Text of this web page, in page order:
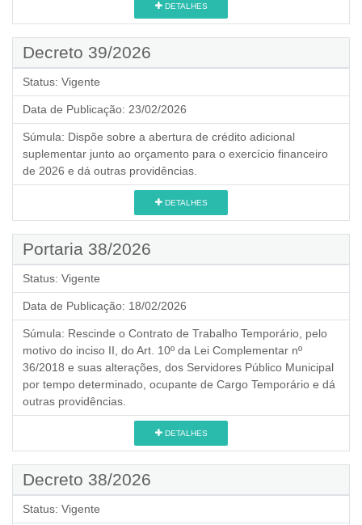
DETALHES
Decreto 39/2026
Status: Vigente
Data de Publicação: 23/02/2026
Súmula: Dispõe sobre a abertura de crédito adicional
suplementar junto ao orçamento para o exercício financeiro
de 2026 e dá outras providências.
DETALHES
Portaria 38/2026
Status: Vigente
Data de Publicação: 18/02/2026
Súmula: Rescinde o Contrato de Trabalho Temporário, pelo
motivo do inciso II, do Art. 10º da Lei Complementar nº
36/2018 e suas alterações, dos Servidores Público Municipal
por tempo determinado, ocupante de Cargo Temporário e dá
outras providências.
DETALHES
Decreto 38/2026
Status: Vigente